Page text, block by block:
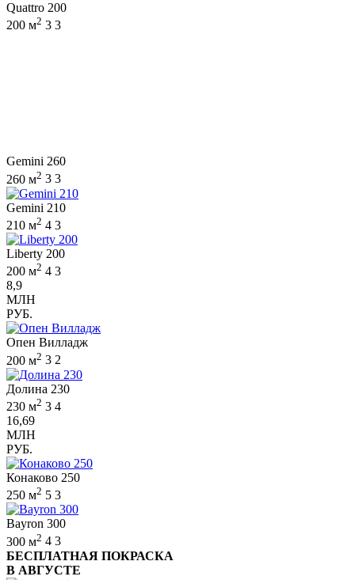
Quattro 200
200 м2 3 3
Gemini 260
260 м2 3 3
Gemini 210
210 м2 4 3
Liberty 200
200 м2 4 3
8,9
МЛН
РУБ.
Опен Вилладж
200 м2 3 2
Долина 230
230 м2 3 4
16,69
МЛН
РУБ.
Конаково 250
250 м2 5 3
Bayron 300
300 м2 4 3
БЕСПЛАТНАЯ ПОКРАСКА
В АВГУСТЕ